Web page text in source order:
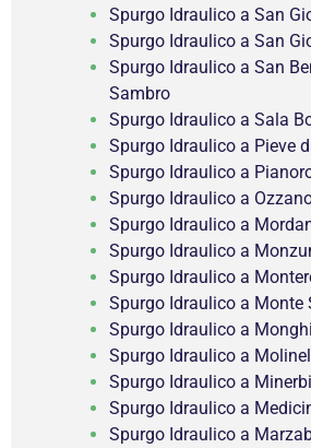
Spurgo Idraulico a San
Spurgo Idraulico a San
Spurgo Idraulico a San
Sambro
Spurgo Idraulico a Sala
Spurgo Idraulico a Pieve
Spurgo Idraulico a
Spurgo Idraulico a
Spurgo Idraulico a
Spurgo Idraulico a
Spurgo Idraulico a
Spurgo Idraulico a Monte
Spurgo Idraulico a
Spurgo Idraulico a
Spurgo Idraulico a
Spurgo Idraulico a
Spurgo Idraulico a